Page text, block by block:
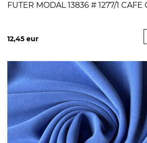
FUTER MODAL 13836 # 1277/1 CAFE
12,45 eur